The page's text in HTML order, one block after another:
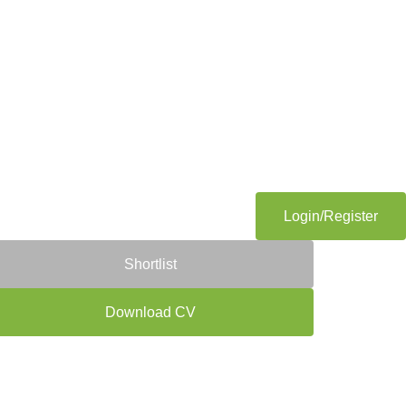
Login/Register
Shortlist
Download CV